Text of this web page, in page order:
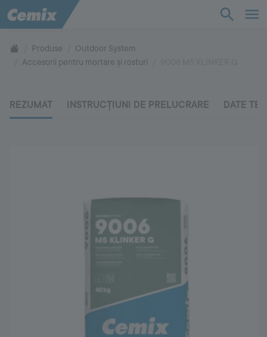
Bază de cunoștințe
Suport
Vă rugăm să ne contactați
Produse
Outdoor System
Accesorii pentru mortare și rosturi
REZUMAT INSTRUCȚIUNI DE PRELUCRARE DATE